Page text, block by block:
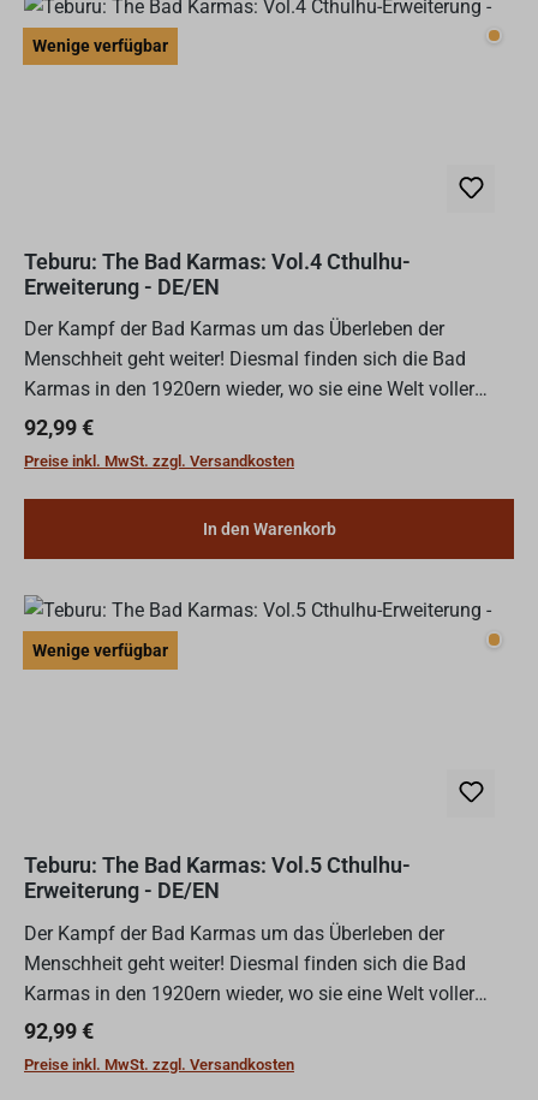
Wenige verfügbar
Teburu: The Bad Karmas: Vol.4 Cthulhu-
Erweiterung - DE/EN
Der Kampf der Bad Karmas um das Überleben der
Menschheit geht weiter! Diesmal finden sich die Bad
Karmas in den 1920ern wieder, wo sie eine Welt voller
obskurer Kulte und kosmischer Schrecken
erwartet.Volume 4 ist die...
Regulärer Preis:
92,99 €
Preise inkl. MwSt. zzgl. Versandkosten
In den Warenkorb
Wenige verfügbar
Teburu: The Bad Karmas: Vol.5 Cthulhu-
Erweiterung - DE/EN
Der Kampf der Bad Karmas um das Überleben der
Menschheit geht weiter! Diesmal finden sich die Bad
Karmas in den 1920ern wieder, wo sie eine Welt voller
obskurer Kulte und kosmischer Schrecken
erwartet.Volume 5 ist die...
Regulärer Preis:
92,99 €
Preise inkl. MwSt. zzgl. Versandkosten